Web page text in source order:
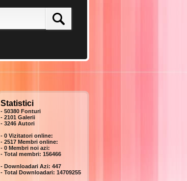
Statistici
- 50380 Fonturi
- 2101 Galerii
- 3246 Autori
- 0 Vizitatori online:
- 2517 Membri online:
- 0 Membri noi azi:
- Total membri: 156466
- Downloadari Azi: 447
- Total Downloadari: 14709255